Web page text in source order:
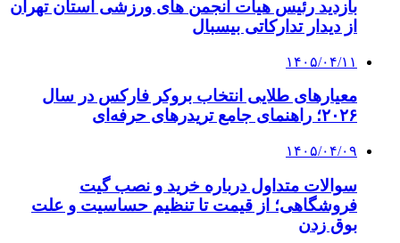
بازدید رئیس هیات انجمن های ورزشی استان تهران
از دیدار تدارکاتی بیسبال
۱۴۰۵/۰۴/۱۱
معیارهای طلایی انتخاب بروکر فارکس در سال
۲۰۲۶؛ راهنمای جامع تریدرهای حرفه‌ای
۱۴۰۵/۰۴/۰۹
سوالات متداول درباره خرید و نصب گیت
فروشگاهی؛ از قیمت تا تنظیم حساسیت و علت
بوق زدن